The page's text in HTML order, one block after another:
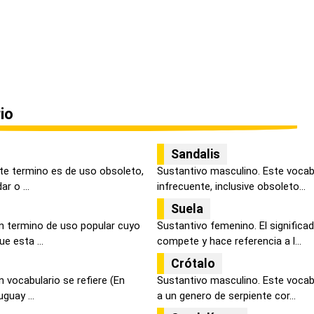
termino es de uso obsoleto,
o ...
Sandalis
Sustantivo masculino. Este
infrecuente, inclusive obsoleto...
termino de uso popular cuyo
esta ...
Suela
Sustantivo femenino. El
compete y hace referencia a l...
vocabulario se refiere (En
...
Crótalo
Sustantivo masculino. Este
a un genero de serpiente cor...